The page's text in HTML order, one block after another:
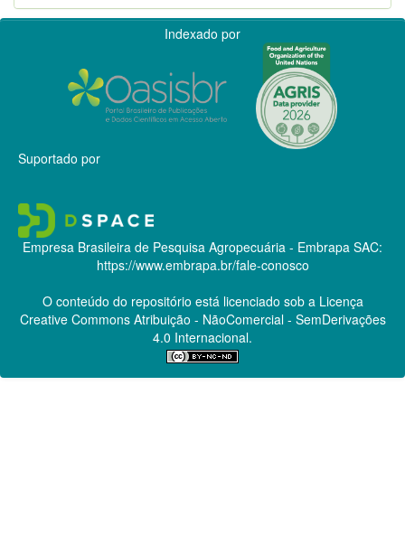
Indexado por
Suportado por
Empresa Brasileira de Pesquisa Agropecuária - Embrapa SAC:
https://www.embrapa.br/fale-conosco
O conteúdo do repositório está licenciado sob a Licença
Creative CommonsAtribuição - NãoComercial - SemDerivações
4.0 Internacional.